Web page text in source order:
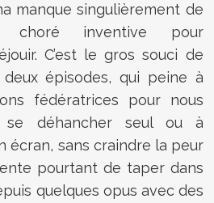
manque singulièrement de
choré inventive pour
C’est le gros souci de
épisodes, qui peine à
fédératrices pour nous
déhancher seul ou à
écran, sans craindre la peur
pourtant de taper dans
quelques opus avec des